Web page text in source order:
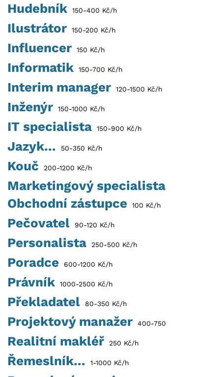
Hudebník 150-400 Kč/h
Ilustrátor 150-200 Kč/h
Influencer 150 Kč/h
Informatik 150-700 Kč/h
Interim manager 120-1500 Kč/h
Inženýr 150-1000 Kč/h
IT specialista 150-900 Kč/h
Jazyk... 50-350 Kč/h
Kouč 200-1200 Kč/h
Marketingový specialista
Obchodní zástupce 100 Kč/h
Pečovatel 90-120 Kč/h
Personalista 250-500 Kč/h
Poradce 600-1200 Kč/h
Právník 1000-2500 Kč/h
Překladatel 80-350 Kč/h
Projektový manažer 400-750
Realitní makléř 250 Kč/h
Řemeslník... 1-1000 Kč/h